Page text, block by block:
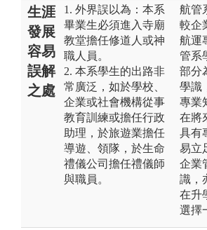
生涯
發展
容易
誤解
之處
1. 外界誤以為：本系
畢業生必須進入寺廟
教堂擔任修道人或神
職人員。
2. 本系學生的出路非
常廣泛，如於學校、
企業或社會機構從事
教育訓練或擔任行政
助理，於旅遊業擔任
導遊、領隊，於生命
禮儀公司擔任禮儀師
與職員。
航管
較企
航運
管系
部分
學識
專業
在將
具有
易立
企業
識，
在升
選擇